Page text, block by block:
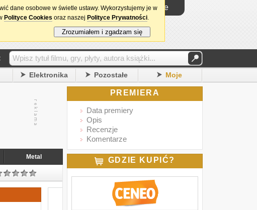
Logowanie
Elektronika Pozostałe Moje
Metal
PREMIERA
Data premiery
Opis
Recenzje
Komentarze
GDZIE KUPIĆ?
dane osobowe w świetle ustawy. Wykorzystujemy je w
Polityce Cookies oraz naszej Polityce Prywatności.
Zrozumiałem i zgadzam się